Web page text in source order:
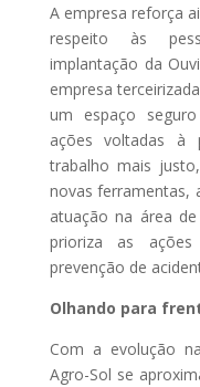
A empresa reforça
respeito às
implantação da
empresa
um espaço
ações voltadas à
trabalho mais
novas ferramentas,
atuação na área
prioriza as
prevenção de
Olhando para
Com a evolução
Agro-Sol se